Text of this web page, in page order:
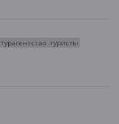
турагентство туристы